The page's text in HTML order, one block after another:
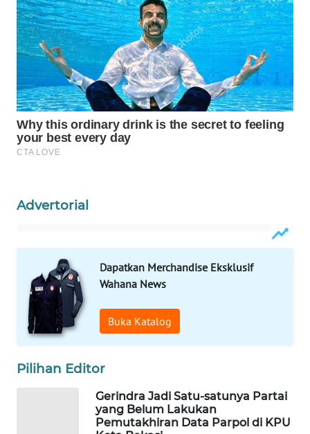
Advertorial
Dapatkan Merchandise Eksklusif
Wahana News
Buka Katalog
Pilihan Editor
Gerindra Jadi Satu-satunya Partai
yang Belum Lakukan
Pemutakhiran Data Parpol di KPU
TAMBANG
NEWS
SITUNGIR
NEWS
SIDIKALANG
NEWS
METRO
METRO
MEDAN
NEWS
METRO
NEWS